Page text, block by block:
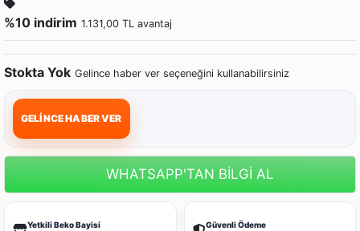
%10 indirim 1.131,00 TL avantaj
Stokta Yok Gelince haber ver seçeneğini kullanabilirsiniz
GELİNCE HABER VER
WHATSAPP'TAN BİLGİ AL
Yetkili Beko Bayisi Güvenli Ödeme